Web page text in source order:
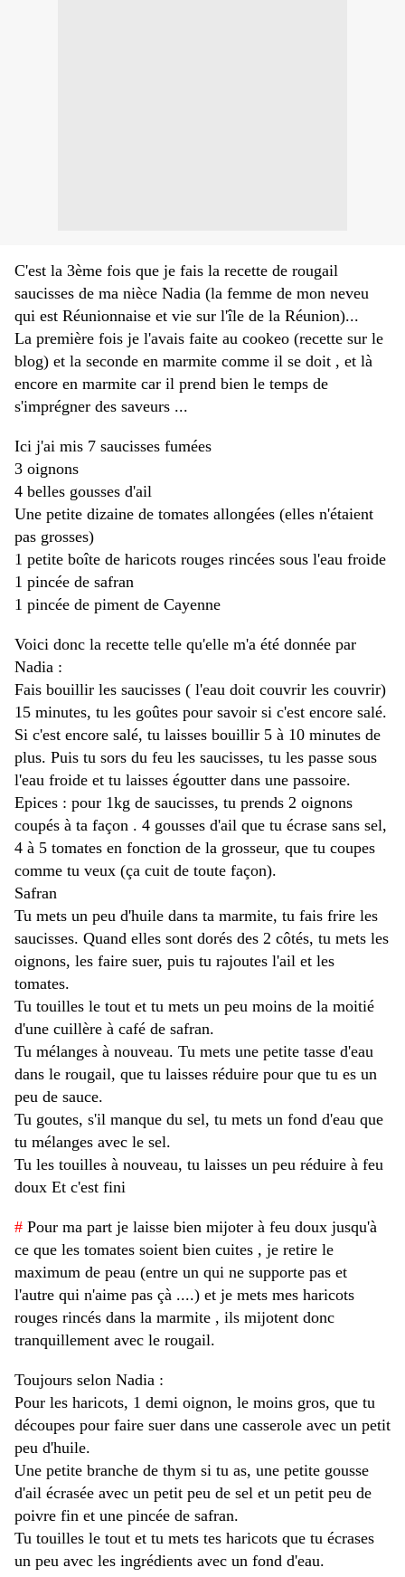
C'est la 3ème fois que je fais la recette de rougail
saucisses de ma nièce Nadia (la femme de mon neveu
qui est Réunionnaise et vie sur l'île de la Réunion)...
La première fois je l'avais faite au cookeo (recette sur le
blog) et la seconde en marmite comme il se doit , et là
encore en marmite car il prend bien le temps de
s'imprégner des saveurs ...
Ici j'ai mis 7 saucisses fumées
3 oignons
4 belles gousses d'ail
Une petite dizaine de tomates allongées (elles n'étaient
pas grosses)
1 petite boîte de haricots rouges rincées sous l'eau froide
1 pincée de safran
1 pincée de piment de Cayenne
Voici donc la recette telle qu'elle m'a été donnée par
Nadia :
Fais bouillir les saucisses ( l'eau doit couvrir les couvrir)
15 minutes, tu les goûtes pour savoir si c'est encore salé.
Si c'est encore salé, tu laisses bouillir 5 à 10 minutes de
plus. Puis tu sors du feu les saucisses, tu les passe sous
l'eau froide et tu laisses égoutter dans une passoire.
Epices : pour 1kg de saucisses, tu prends 2 oignons
coupés à ta façon . 4 gousses d'ail que tu écrase sans sel,
4 à 5 tomates en fonction de la grosseur, que tu coupes
comme tu veux (ça cuit de toute façon).
Safran
Tu mets un peu d'huile dans ta marmite, tu fais frire les
saucisses. Quand elles sont dorés des 2 côtés, tu mets les
oignons, les faire suer, puis tu rajoutes l'ail et les
tomates.
Tu touilles le tout et tu mets un peu moins de la moitié
d'une cuillère à café de safran.
Tu mélanges à nouveau. Tu mets une petite tasse d'eau
dans le rougail, que tu laisses réduire pour que tu es un
peu de sauce.
Tu goutes, s'il manque du sel, tu mets un fond d'eau que
tu mélanges avec le sel.
Tu les touilles à nouveau, tu laisses un peu réduire à feu
doux Et c'est fini
# Pour ma part je laisse bien mijoter à feu doux jusqu'à
ce que les tomates soient bien cuites , je retire le
maximum de peau (entre un qui ne supporte pas et
l'autre qui n'aime pas çà ....) et je mets mes haricots
rouges rincés dans la marmite , ils mijotent donc
tranquillement avec le rougail.
Toujours selon Nadia :
Pour les haricots, 1 demi oignon, le moins gros, que tu
découpes pour faire suer dans une casserole avec un petit
peu d'huile.
Une petite branche de thym si tu as, une petite gousse
d'ail écrasée avec un petit peu de sel et un petit peu de
poivre fin et une pincée de safran.
Tu touilles le tout et tu mets tes haricots que tu écrases
un peu avec les ingrédients avec un fond d'eau.